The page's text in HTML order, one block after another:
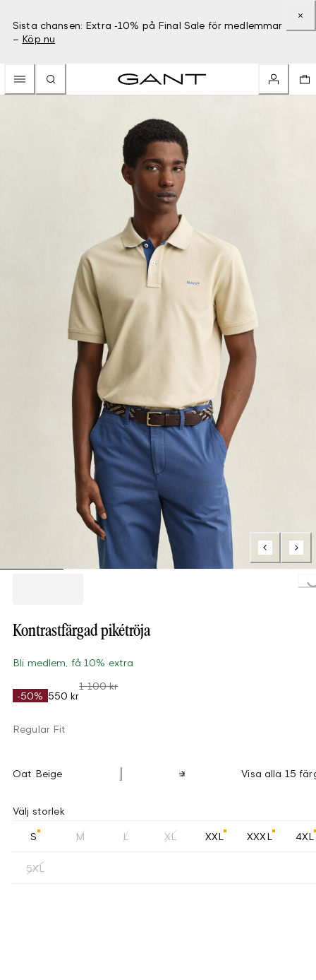
Sista chansen: Extra -10% på Final Sale för medlemmar
– Köp nu
Loading...
Kontrastfärgad pikétröja
Bli medlem, få 10% extra
-50% 550 kr
1 100 kr
Regular Fit
Oat Beige Visa alla 15
Välj storlek
S M L XL XXL XXXL 4XL
5XL